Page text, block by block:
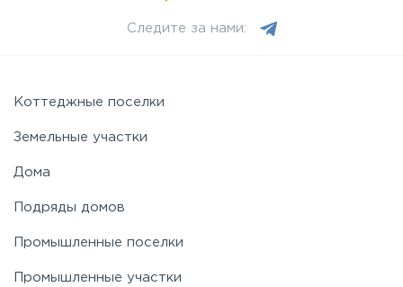
Следите за нами:
Коттеджные поселки
Земельные участки
Дома
Подряды домов
Промышленные поселки
Промышленные участки